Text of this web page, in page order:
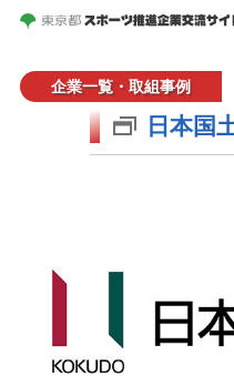
企業一覧・取組事例
日本国